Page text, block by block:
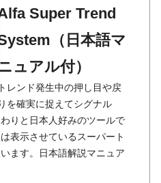
Super Trend
（日本語マ
ュアル付）
トレンド発生中の押し目や戻
りを確実に捉えてシグナル
りと日本人好みのツールで
表示させているスーパート
ます。日本語解説マニュア